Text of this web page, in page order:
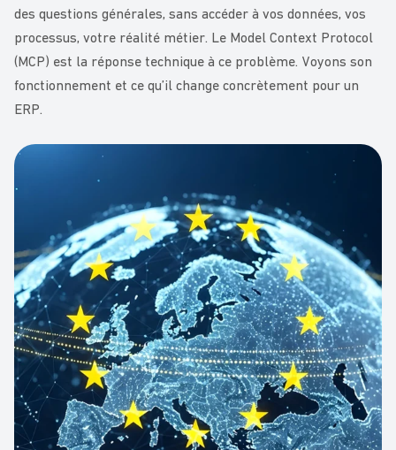
des questions générales, sans accéder à vos données, vos
processus, votre réalité métier. Le Model Context Protocol
(MCP) est la réponse technique à ce problème. Voyons son
fonctionnement et ce qu’il change concrètement pour un
ERP.